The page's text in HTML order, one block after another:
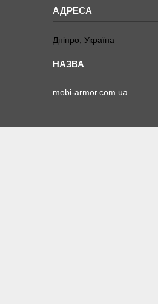
Дніпро, Україна
mobi-armor.com.ua